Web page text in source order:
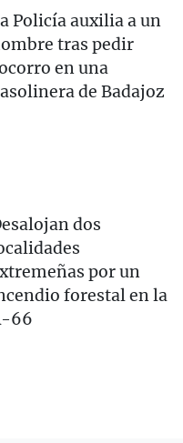
Policía auxilia a un
tras pedir
en una
de Badajoz
dos
por un
forestal en la
66